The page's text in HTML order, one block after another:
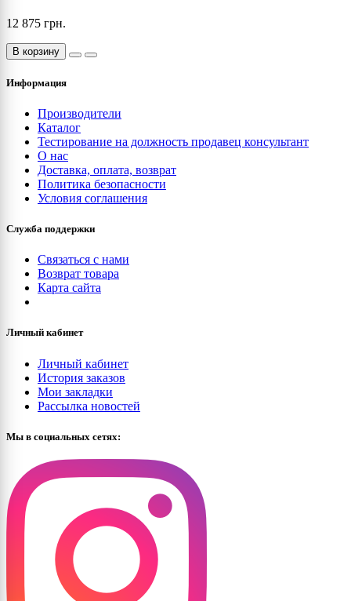
12 875 грн.
В корзину
Информация
Производители
Каталог
Тестирование на должность продавец консультант
О нас
Доставка, оплата, возврат
Политика безопасности
Условия соглашения
Служба поддержки
Связаться с нами
Возврат товара
Карта сайта
Личный кабинет
Личный кабинет
История заказов
Мои закладки
Рассылка новостей
Мы в социальных сетях: